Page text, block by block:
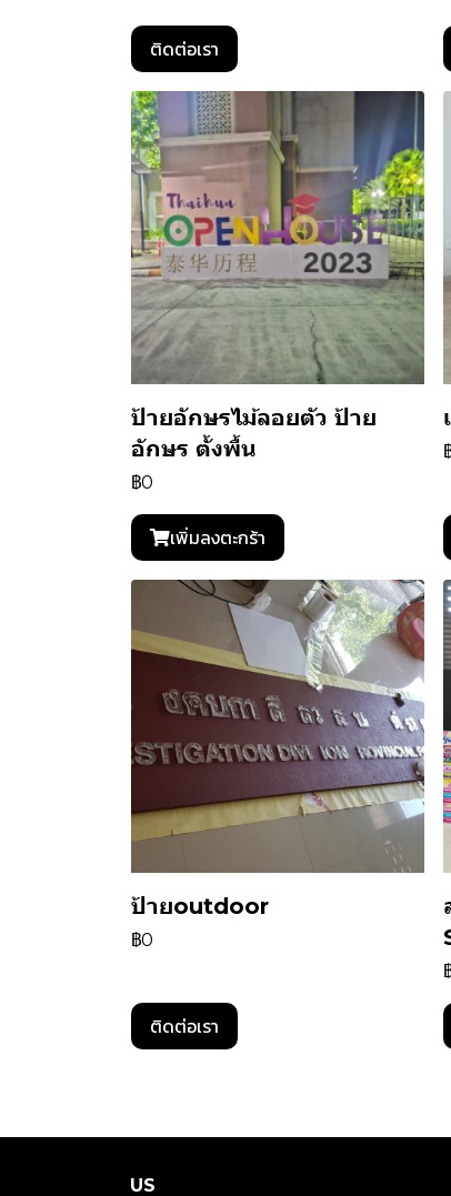
ติดต่อเรา
ป้ายอักษรไม้ลอยตัว ป้าย
อักษร ตั้งพื้น
฿0
เพิ่มลงตะกร้า
ป้ายoutdoor
฿0
ติดต่อเรา
US